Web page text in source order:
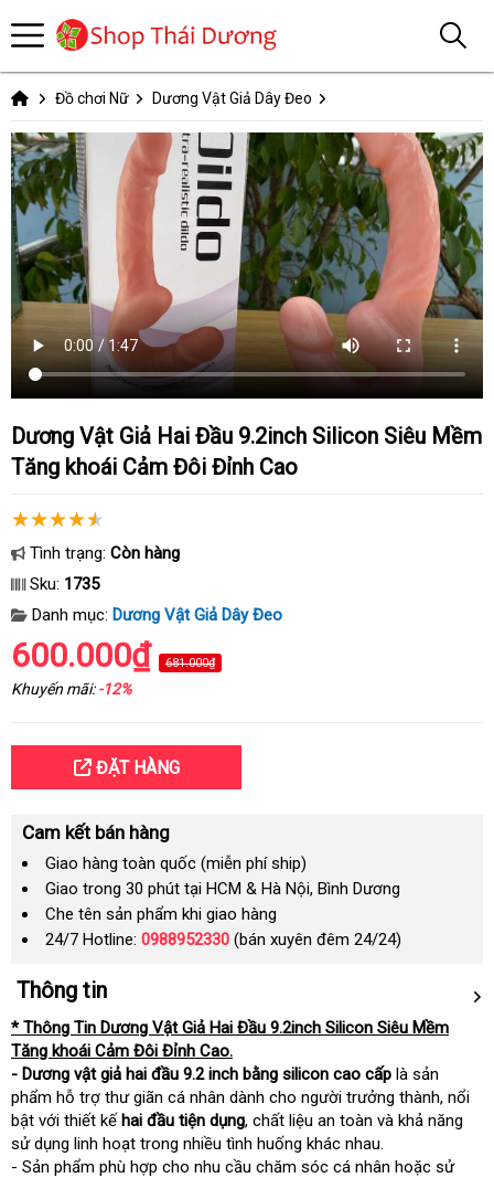
Đồ chơi Nữ Dương Vật Giả Dây Đeo
Dương Vật Giả Hai Đầu 9.2inch Silicon Siêu Mềm
Tăng khoái Cảm Đôi Đỉnh Cao
Tình trạng: Còn hàng
Sku: 1735
Danh mục: Dương Vật Giả Dây Đeo
600.000₫ 681.000₫
Khuyến mãi:-12%
ĐẶT HÀNG
Cam kết bán hàng
Giao hàng toàn quốc (miễn phí ship)
Giao trong 30 phút tại HCM & Hà Nội, Bình Dương
Che tên sản phẩm khi giao hàng
24/7 Hotline: 0988952330 (bán xuyên đêm 24/24)
Thông tin
* Thông Tin Dương Vật Giả Hai Đầu 9.2inch Silicon Siêu Mềm
Tăng khoái Cảm Đôi Đỉnh Cao.
- Dương vật giả hai đầu 9.2 inch bằng silicon cao cấp là sản
phẩm hỗ trợ thư giãn cá nhân dành cho người trưởng thành, nổi
bật với thiết kếhai đầu tiện dụng, chất liệu an toàn và khả năng
sử dụng linh hoạt trong nhiều tình huống khác nhau.
- Sản phẩm phù hợp cho nhu cầu chăm sóc cá nhân hoặc sử